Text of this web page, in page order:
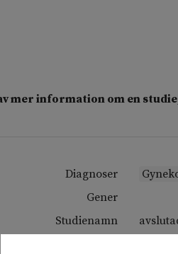
mer information om en
Diagnoser
Gener
Studienamn
Intra-